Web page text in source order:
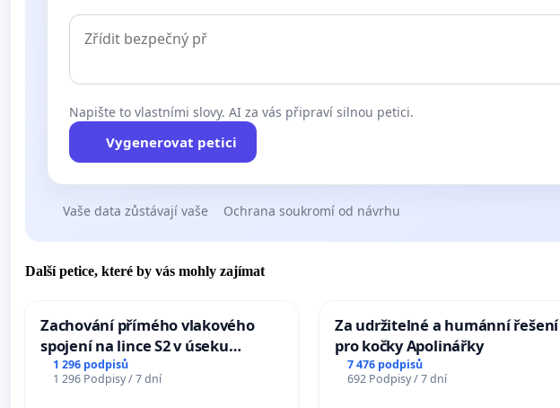
Napište to vlastními slovy. AI za vás připraví silnou petici.
Vygenerovat petici
Vaše data zůstávají vaše Ochrana soukromí od návrhu
Další petice, které by vás mohly zajímat
Zachování přímého vlakového
spojení na lince S2 v úseku
Ostrava – Bohumín – Karviná –
Mosty u Jablunkova
1 296 podpisů
1 296 Podpisy / 7 dní
Za udržitelné a humánní řešení
pro kočky Apolinářky
7 476 podpisů
692 Podpisy / 7 dní